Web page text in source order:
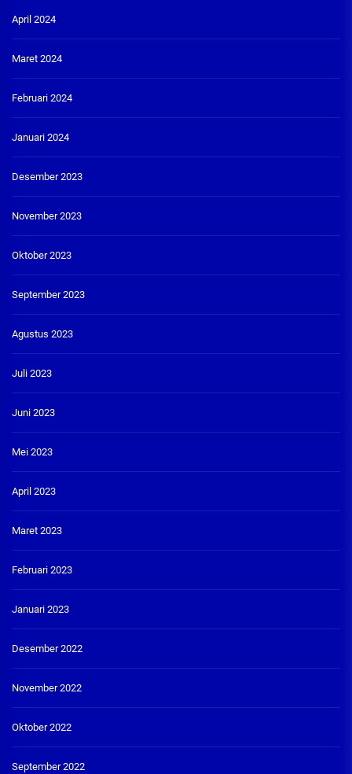
April 2024
Maret 2024
Februari 2024
Januari 2024
Desember 2023
November 2023
Oktober 2023
September 2023
Agustus 2023
Juli 2023
Juni 2023
Mei 2023
April 2023
Maret 2023
Februari 2023
Januari 2023
Desember 2022
November 2022
Oktober 2022
September 2022